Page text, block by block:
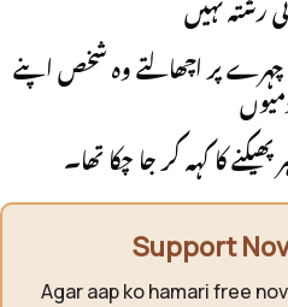
پر اچھالتے وہ شخص اپنے
کا کہہ کر جا چکا تھا۔
Support
Agar aap ko hamari free